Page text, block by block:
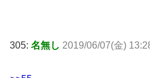
305: 名無し 2019/06/07(金)